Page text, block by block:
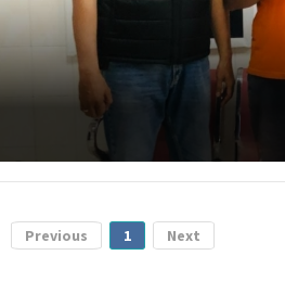
Previous 1 Next